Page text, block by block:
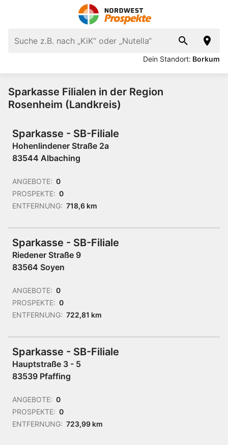
Dein Standort: Borkum
Sparkasse Filialen in der Region
Rosenheim (Landkreis)
Sparkasse - SB-Filiale
Hohenlindener Straße 2a
83544 Albaching
ANGEBOTE: 0
PROSPEKTE: 0
ENTFERNUNG: 718,6 km
Sparkasse - SB-Filiale
Riedener Straße 9
83564 Soyen
ANGEBOTE: 0
PROSPEKTE: 0
ENTFERNUNG: 722,81 km
Sparkasse - SB-Filiale
Hauptstraße 3 - 5
83539 Pfaffing
ANGEBOTE: 0
PROSPEKTE: 0
ENTFERNUNG: 723,99 km